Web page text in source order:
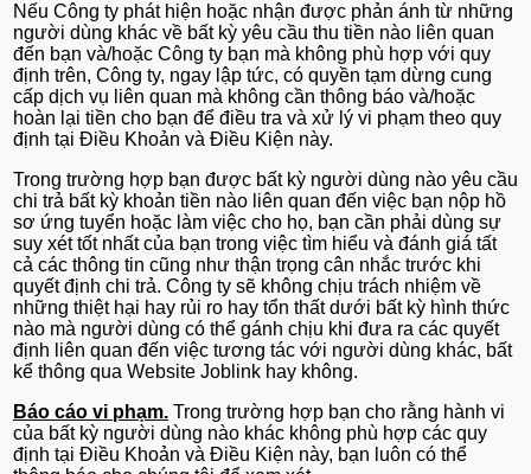
Nếu Công ty phát hiện hoặc nhận được phản ánh từ những
người dùng khác về bất kỳ yêu cầu thu tiền nào liên quan
đến bạn và/hoặc Công ty bạn mà không phù hợp với quy
định trên, Công ty, ngay lập tức, có quyền tạm dừng cung
cấp dịch vụ liên quan mà không cần thông báo và/hoặc
hoàn lại tiền cho bạn để điều tra và xử lý vi phạm theo quy
định tại Điều Khoản và Điều Kiện này.
Trong trường hợp bạn được bất kỳ người dùng nào yêu cầu
chi trả bất kỳ khoản tiền nào liên quan đến việc bạn nộp hồ
sơ ứng tuyển hoặc làm việc cho họ, bạn cần phải dùng sự
suy xét tốt nhất của bạn trong việc tìm hiểu và đánh giá tất
cả các thông tin cũng như thận trọng cân nhắc trước khi
quyết định chi trả. Công ty sẽ không chịu trách nhiệm về
những thiệt hại hay rủi ro hay tổn thất dưới bất kỳ hình thức
nào mà người dùng có thể gánh chịu khi đưa ra các quyết
định liên quan đến việc tương tác với người dùng khác, bất
kể thông qua Website Joblink hay không.
Báo cáo vi phạm. Trong trường hợp bạn cho rằng hành vi
của bất kỳ người dùng nào khác không phù hợp các quy
định tại Điều Khoản và Điều Kiện này, bạn luôn có thể